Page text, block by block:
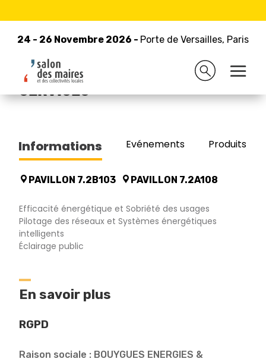
24 - 26 Novembre 2026 - Porte de Versailles, Paris
24 - 26 Novembre 2026 - Porte de Versailles, Paris
Retour à la liste des exposants
BOUYGUES ENERGIES &
SERVICES
Informations Evénements Produits/
PAVILLON 7.2B103 PAVILLON 7.2A108
Efficacité énergétique et Sobriété des usages
Pilotage des réseaux et Systèmes énergétiques
intelligents
Éclairage public
En savoir plus
RGPD
Raison sociale : BOUYGUES ENERGIES &